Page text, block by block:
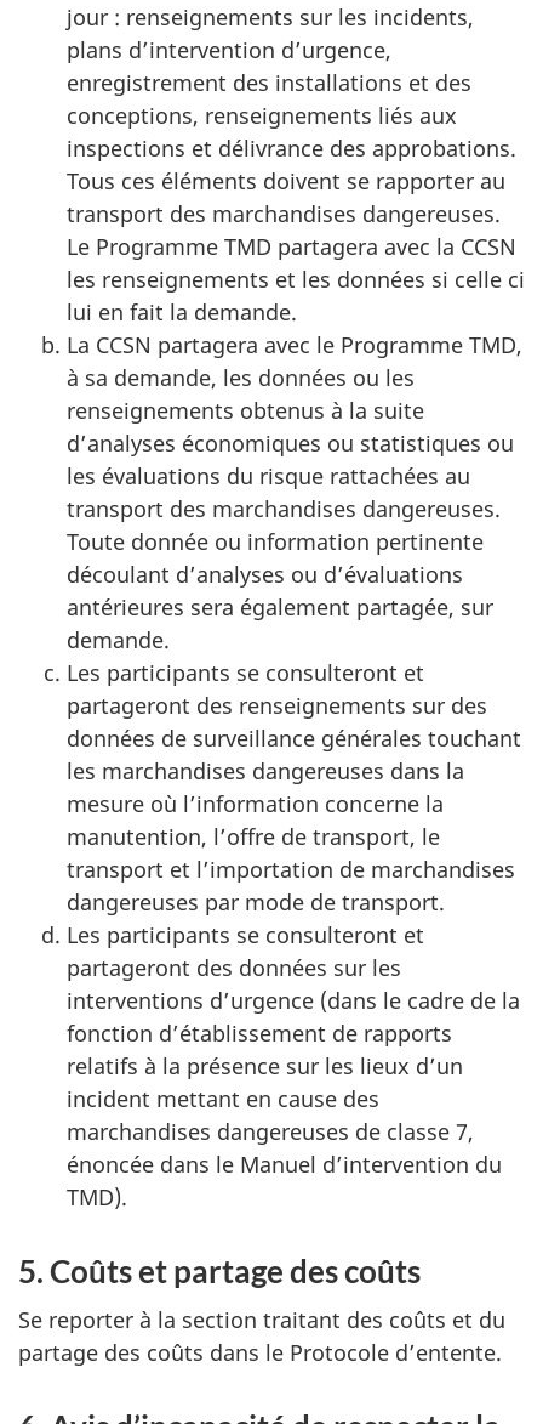
jour : renseignements sur les incidents,
plans d’intervention d’urgence,
enregistrement des installations et des
conceptions, renseignements liés aux
inspections et délivrance des approbations.
Tous ces éléments doivent se rapporter au
transport des marchandises dangereuses.
Le Programme TMD partagera avec la CCSN
les renseignements et les données si celle ci
lui en fait la demande.
La CCSN partagera avec le Programme TMD,
à sa demande, les données ou les
renseignements obtenus à la suite
d’analyses économiques ou statistiques ou
les évaluations du risque rattachées au
transport des marchandises dangereuses.
Toute donnée ou information pertinente
découlant d’analyses ou d’évaluations
antérieures sera également partagée, sur
demande.
Les participants se consulteront et
partageront des renseignements sur des
données de surveillance générales touchant
les marchandises dangereuses dans la
mesure où l’information concerne la
manutention, l’offre de transport, le
transport et l’importation de marchandises
dangereuses par mode de transport.
Les participants se consulteront et
partageront des données sur les
interventions d’urgence (dans le cadre de la
fonction d’établissement de rapports
relatifs à la présence sur les lieux d’un
incident mettant en cause des
marchandises dangereuses de classe 7,
énoncée dans le Manuel d’intervention du
TMD).
5. Coûts et partage des coûts
Se reporter à la section traitant des coûts et du
partage des coûts dans le Protocole d’entente.